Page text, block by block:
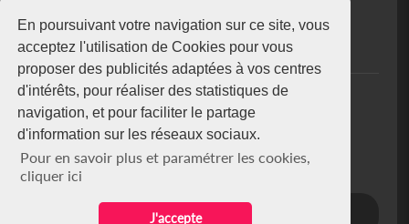
En poursuivant votre navigation sur ce site, vous
acceptez l'utilisation de Cookies pour vous
proposer des publicités adaptées à vos centres
d'intérêts, pour réaliser des statistiques de
navigation, et pour faciliter le partage
d'information sur les réseaux sociaux.
Pour en savoir plus et paramétrer les cookies,
cliquer ici
J'accepte
koaci@yahoo.fr
+225 07 08 85 52 93
NEWSLETTER
Restez connecté via notre newsletter
S'abonner
Se désabonner